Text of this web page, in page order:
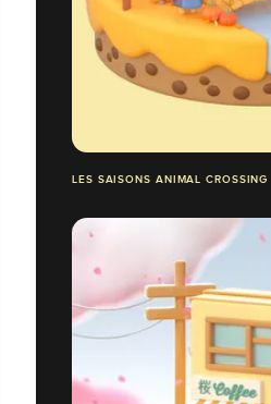
LES SAISONS ANIMAL CROSSING